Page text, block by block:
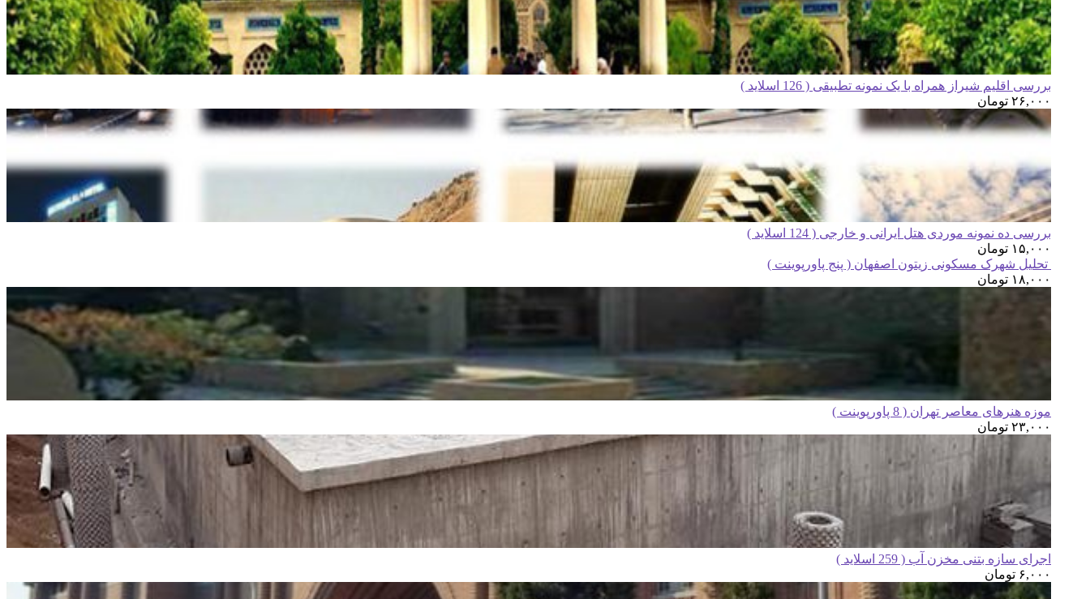
بررسی اقلیم شیراز همراه با یک نمونه تطبیقی ( 126 اسلاید )
۲۶,۰۰۰ تومان
بررسی ده نمونه موردی هتل ایرانی و خارجی ( 124 اسلاید )
۱۵,۰۰۰ تومان
تحلیل شهرک مسکونی زیتون اصفهان ( پنج پاورپوینت )
۱۸,۰۰۰ تومان
موزه هنرهای معاصر تهران ( 8 پاورپوینت )
۲۳,۰۰۰ تومان
اجرای سازه بتنی مخزن آب ( 259 اسلاید )
۶,۰۰۰ تومان